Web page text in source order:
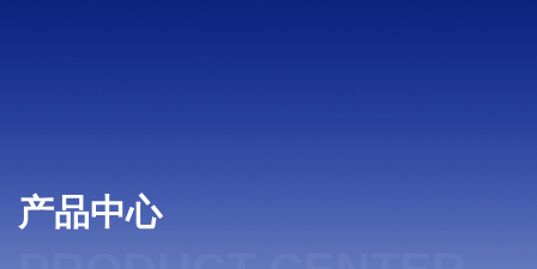
产品中心